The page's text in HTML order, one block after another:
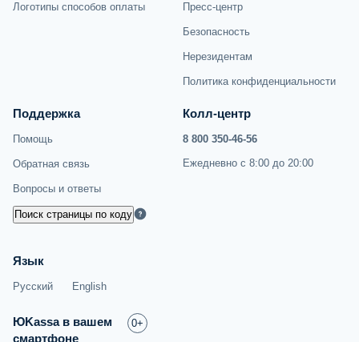
Логотипы способов оплаты Пресс-центр
Безопасность
Нерезидентам
Политика конфиденциальности
Поддержка
Помощь
Обратная связь
Вопросы и ответы
Поиск страницы по коду
Колл-центр
8 800 350-46-56
Ежедневно с 8:00 до 20:00
Язык
Русский English
ЮKassa в вашем
смартфоне
0+